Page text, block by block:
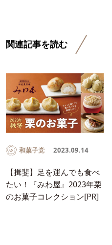
関連記事を読む
和菓子党 2023.09.14
【揖斐】足を運んでも食べ
たい！『みわ屋』2023年栗
のお菓子コレクション[PR]